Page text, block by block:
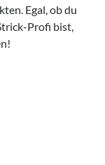
Egal, ob du
Profi bist,